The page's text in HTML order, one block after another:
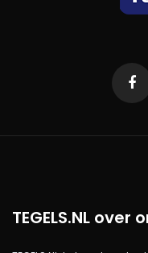
TEGELS.NL over